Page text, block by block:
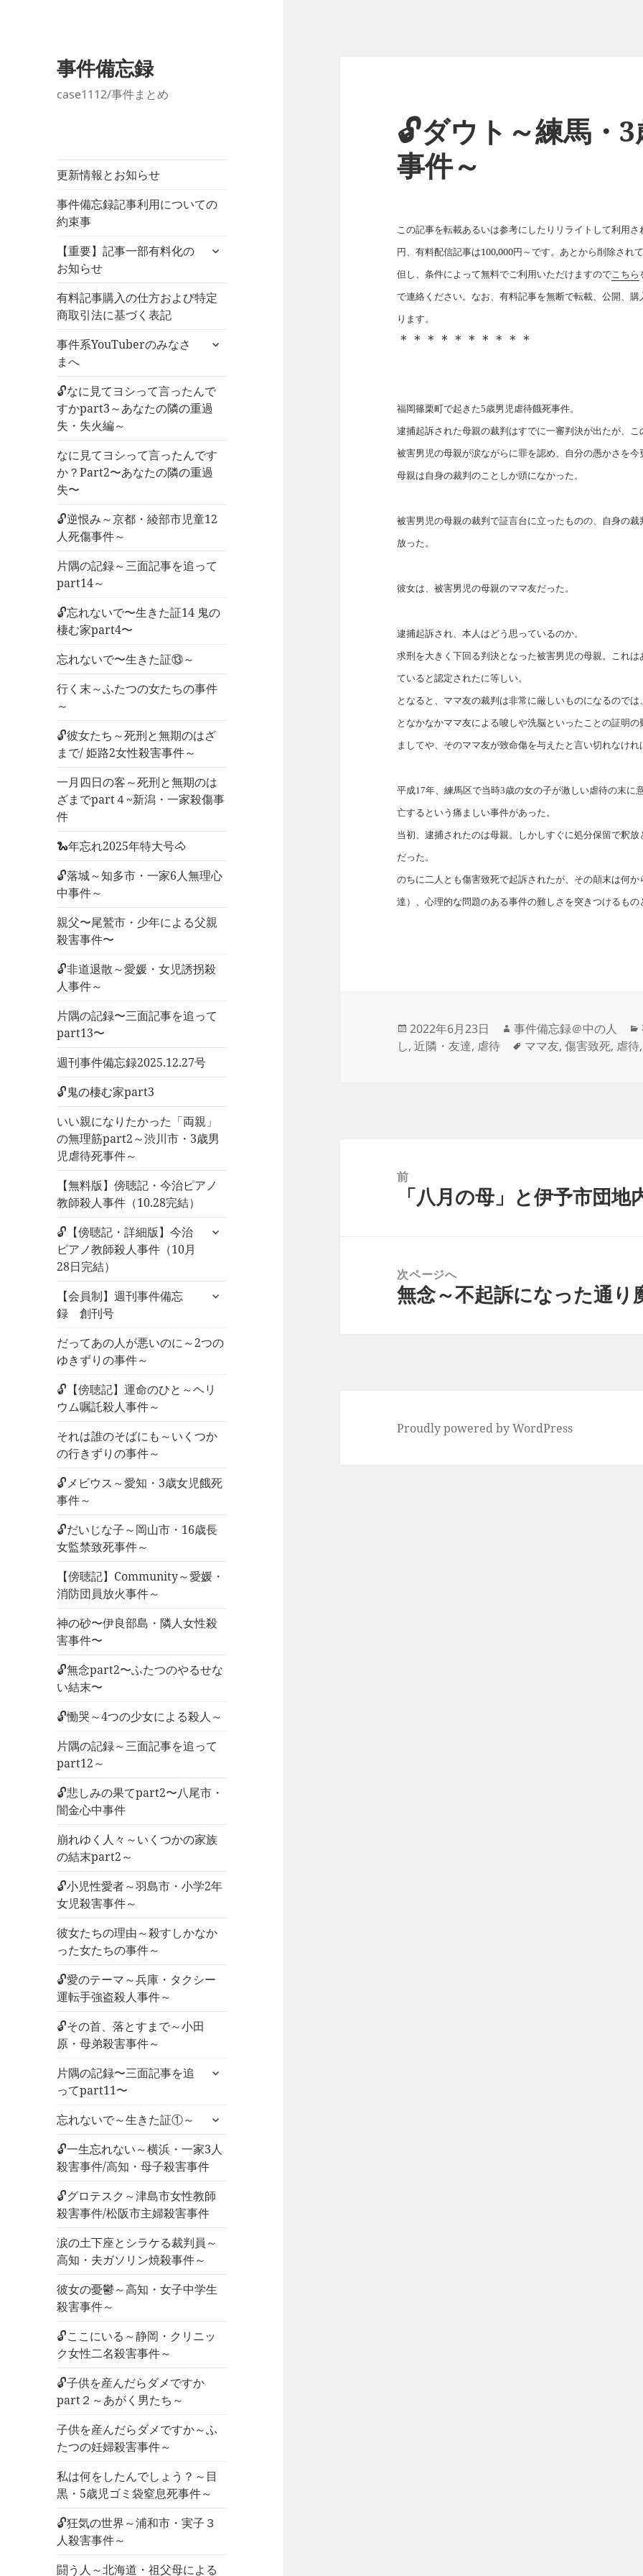
事件備忘録
case1112/事件まとめ
更新情報とお知らせ
事件備忘録記事利用についての
約束事
【重要】記事一部有料化の
お知らせ
サ
ニ
を
有料記事購入の仕方および特定
商取引法に基づく表記
事件系YouTuberのみなさ
まへ
サ
ニ
ュ
展
開
🔓なに見てヨシって言ったんで
すかpart3～あなたの隣の重過
失・失火編～
なに見てヨシって言ったんです
か？Part2〜あなたの隣の重過
失〜
🔓逆恨み～京都・綾部市児童12
人死傷事件～
片隅の記録～三面記事を追って
part14～
🔓忘れないで〜生きた証14 鬼の
棲む家part4〜
忘れないで〜生きた証⑬～
行く末～ふたつの女たちの事件
～
🔓彼女たち～死刑と無期のはざ
まで/ 姫路2女性殺害事件～
一月四日の客～死刑と無期のは
ざまでpart４~新潟・一家殺傷事
件
🐍年忘れ2025年特大号🐴
🔓落城～知多市・一家6人無理心
中事件～
親父〜尾鷲市・少年による父親
殺害事件〜
🔓非道退散～愛媛・女児誘拐殺
人事件～
片隅の記録〜三面記事を追って
part13〜
週刊事件備忘録2025.12.27号
🔓鬼の棲む家part3
いい親になりたかった「両親」
の無理筋part2～渋川市・3歳男
児虐待死事件～
【無料版】傍聴記・今治ピアノ
教師殺人事件（10.28完結）
🔓【傍聴記・詳細版】今治
ピアノ教師殺人事件（10月
28日完結）
サ
ュ
展
【会員制】週刊事件備忘
録 創刊号
サ
ニ
を
だってあの人が悪いのに～2つの
ゆきずりの事件～
🔓【傍聴記】運命のひと～ヘリ
ウム嘱託殺人事件～
それは誰のそばにも～いくつか
の行きずりの事件～
🔓メビウス～愛知・3歳女児餓死
事件～
🔓だいじな子～岡山市・16歳長
女監禁致死事件～
【傍聴記】Community～愛媛・
消防団員放火事件～
神の砂〜伊良部島・隣人女性殺
害事件〜
🔓無念part2〜ふたつのやるせな
い結末〜
🔓慟哭～4つの少女による殺人～
片隅の記録～三面記事を追って
part12～
🔓悲しみの果てpart2〜八尾市・
闇金心中事件
崩れゆく人々～いくつかの家族
の結末part2～
🔓小児性愛者～羽島市・小学2年
女児殺害事件～
彼女たちの理由～殺すしかなか
った女たちの事件～
🔓愛のテーマ～兵庫・タクシー
運転手強盗殺人事件～
🔓その首、落とすまで～小田
原・母弟殺害事件～
片隅の記録〜三面記事を追
ってpart11〜
サ
ニ
ー
を
開
忘れないで～生きた証①～
サ
メ
ニ
ー
を
開
🔓一生忘れない～横浜・一家3人
殺害事件/高知・母子殺害事件
🔓グロテスク～津島市女性教師
殺害事件/松阪市主婦殺害事件
涙の土下座とシラケる裁判員～
高知・夫ガソリン焼殺事件～
彼女の憂鬱～高知・女子中学生
殺害事件～
🔓ここにいる～静岡・クリニッ
ク女性二名殺害事件～
🔓子供を産んだらダメですか
part２～あがく男たち～
子供を産んだらダメですか～ふ
たつの妊婦殺害事件～
私は何をしたんでしょう？～目
黒・5歳児ゴミ袋窒息死事件～
🔓狂気の世界～浦和市・実子３
人殺害事件～
闘う人～北海道・祖父母による
🔓ダウト～練馬・
事件～
この記事を転載あるいは参考にしたりリライトして利用
円、有料配信記事は100,000円～です。あとから削除され
但し、条件によって無料でご利用いただけますのでこちら
で連絡ください。なお、有料記事を無断で転載、公開、
ります。
＊＊＊＊＊＊＊＊＊＊
福岡篠栗町で起きた5歳男児虐待餓死事件。
逮捕起訴された母親の裁判はすでに一審判決が出たが、
被害男児の母親が涙ながらに罪を認め、自分の愚かさを
母親は自身の裁判のことしか頭になかった。
被害男児の母親の裁判で証言台に立ったものの、自身の
放った。
彼女は、被害男児の母親のママ友だった。
逮捕起訴され、本人はどう思っているのか。
求刑を大きく下回る判決となった被害男児の母親。これ
ていると認定されたに等しい。
となると、ママ友の裁判は非常に厳しいものになるので
となかなかママ友による唆しや洗脳といったことの証明
ましてや、そのママ友が致命傷を与えたと言い切れなけ
平成17年、練馬区で当時3歳の女の子が激しい虐待の末に
亡するという痛ましい事件があった。
当初、逮捕されたのは母親。しかしすぐに処分保留で釈
だった。
のちに二人とも傷害致死で起訴されたが、その顛末は何
達）、心理的な問題のある事件の難しさを突きつけるもの
投
稿
2022年6月23日
作
成
事件備忘録＠中の人
し,近隣・友達, 虐待
タ
ママ友,傷害致死, 虐待
前
前「八月の母」と伊予市団
次ページへ
次
無念～不起訴になった通り
Proudly powered by WordPress